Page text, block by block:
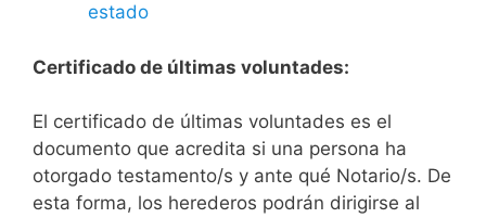
estado
Certificado de últimas voluntades:
El certificado de últimas voluntades es el
documento que acredita si una persona ha
otorgado testamento/s y ante qué Notario/s. De
esta forma, los herederos podrán dirigirse al